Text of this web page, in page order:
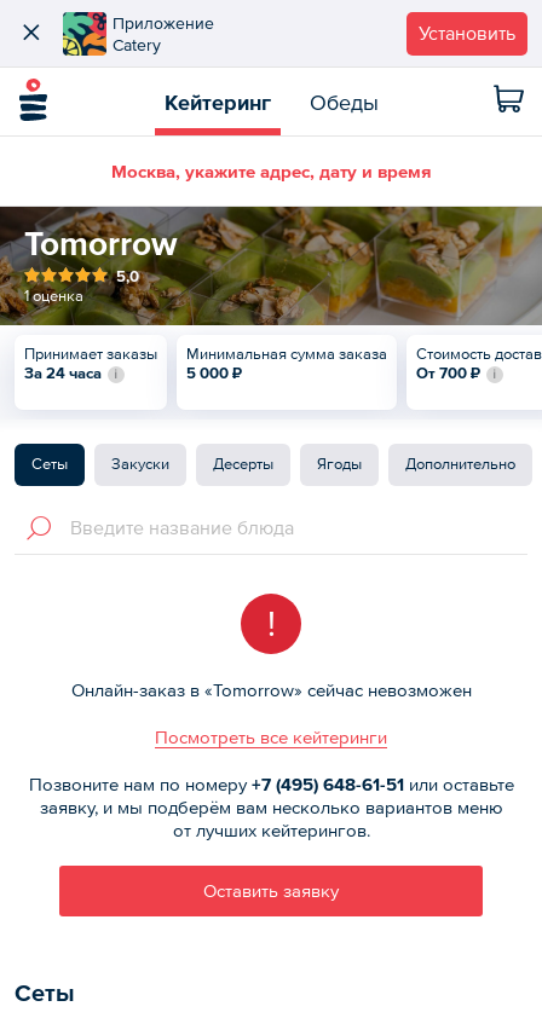
Приложение
Catery
Установить
Кейтеринг Обеды
Москва, укажите адрес, дату и время
Tomorrow
5,0
1 оценка
Принимает заказы
За 24 часа
Минимальная сумма заказа
5 000 ₽
Стоимость
От 700 ₽
Сеты Закуски Десерты Ягоды Дополнительно
!
Онлайн-заказ в «Tomorrow» сейчас невозможен
Посмотреть все кейтеринги
Позвоните нам по номеру+7 (495) 648-61-51или оставьте
заявку, и мы подберём вам несколько вариантов меню
от лучших кейтерингов.
Оставить заявку
Сеты